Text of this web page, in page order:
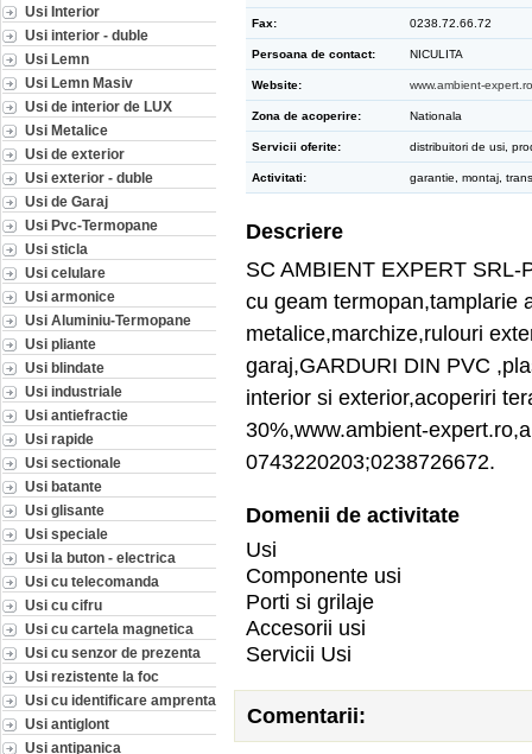
Usi Interior
Usi interior - duble
Usi Lemn
Usi Lemn Masiv
Usi de interior de LUX
Usi Metalice
Usi de exterior
Usi exterior - duble
Usi de Garaj
Usi Pvc-Termopane
Usi sticla
Usi celulare
Usi armonice
Usi Aluminiu-Termopane
Usi pliante
Usi blindate
Usi industriale
Usi antiefractie
Usi rapide
Usi sectionale
Usi batante
Usi glisante
Usi speciale
Usi la buton - electrica
Usi cu telecomanda
Usi cu cifru
Usi cu cartela magnetica
Usi cu senzor de prezenta
Usi rezistente la foc
Usi cu identificare amprenta
Usi antiglont
Usi antipanica
Fax: 0238.72.66.72
Persoana de contact: NICULITA
Website: www.ambient-expert.ro
Zona de acoperire: Nationala
Servicii oferite: distribuitori de usi,
Activitati: garantie, montaj,
Descriere
SC AMBIENT EXPERT
cu geam termopan,tamplarie
metalice,marchize,rulouri
garaj,GARDURI DIN PVC
interior si exterior,acoperiri
30%,www.ambient-
0743220203;0238726672.
Domenii de activitate
Usi
Componente usi
Porti si grilaje
Accesorii usi
Servicii Usi
Comentarii: